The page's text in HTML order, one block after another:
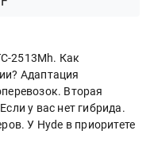
2513Mh. Как
Адаптация
Вторая
у вас нет гибрида.
У Hyde в приоритете